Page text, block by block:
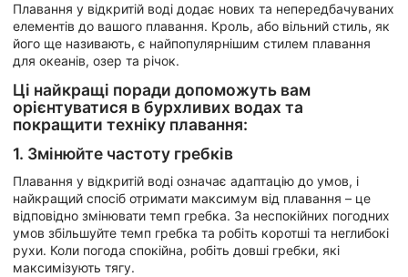
Плавання у відкритій воді додає нових та непередбачуваних
елементів до вашого плавання. Кроль, або вільний стиль, як
його ще називають, є найпопулярнішим стилем плавання
для океанів, озер та річок.
Ці найкращі поради допоможуть вам
орієнтуватися в бурхливих водах та
покращити техніку плавання:
1. Змінюйте частоту гребків
Плавання у відкритій воді означає адаптацію до умов, і
найкращий спосіб отримати максимум від плавання – це
відповідно змінювати темп гребка. За неспокійних погодних
умов збільшуйте темп гребка та робіть коротші та неглибокі
рухи. Коли погода спокійна, робіть довші гребки, які
максимізують тягу.